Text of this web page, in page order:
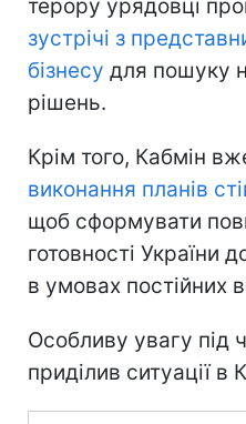
терору урядовці
зустрічі з
бізнесу для пошуку
рішень.
Крім того, Кабмін
виконання планів
щоб сформувати
готовності України
в умовах постійних
Особливу увагу під
приділив ситуації в